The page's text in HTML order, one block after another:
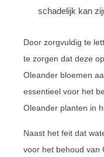
schadelijk kan
Door zorgvuldig te
te zorgen dat deze
Oleander bloemen
essentieel voor het
Oleander planten in
Naast het feit dat
voor het behoud van